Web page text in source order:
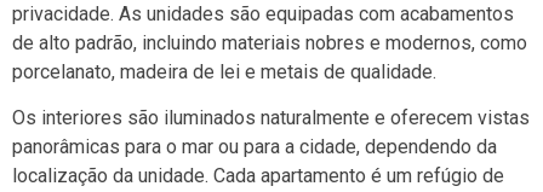
privacidade. As unidades são equipadas com acabamentos
de alto padrão, incluindo materiais nobres e modernos, como
porcelanato, madeira de lei e metais de qualidade.
Os interiores são iluminados naturalmente e oferecem vistas
panorâmicas para o mar ou para a cidade, dependendo da
localização da unidade. Cada apartamento é um refúgio de